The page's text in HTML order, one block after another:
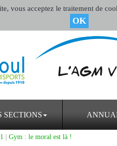
vous acceptez le traitement de
OK
SECTIONS
Gym : le moral est là !